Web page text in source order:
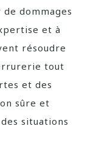
dommages
et à
résoudre
tout
et des
sûre et
situations